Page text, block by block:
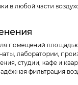
в любой части
помещений площадью
лаборатории,
студии, кафе и
фильтрация